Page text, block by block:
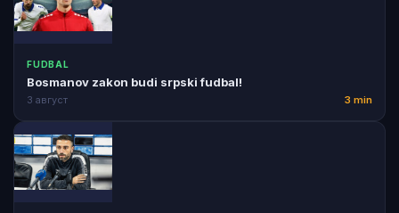
FUDBAL
Bosmanov zakon budi srpski fudbal!
3 август 3 min